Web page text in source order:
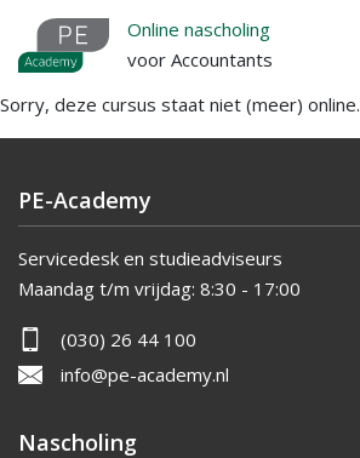
Overslaan
naar
de
inhoud
Online nascholing
voor Accountants
Sorry, deze cursus staat niet (meer) online.
PE-Academy
Servicedesk en studieadviseurs
Maandag t/m vrijdag: 8:30 - 17:00
(030) 26 44 100
info@pe-academy.nl
Nascholing